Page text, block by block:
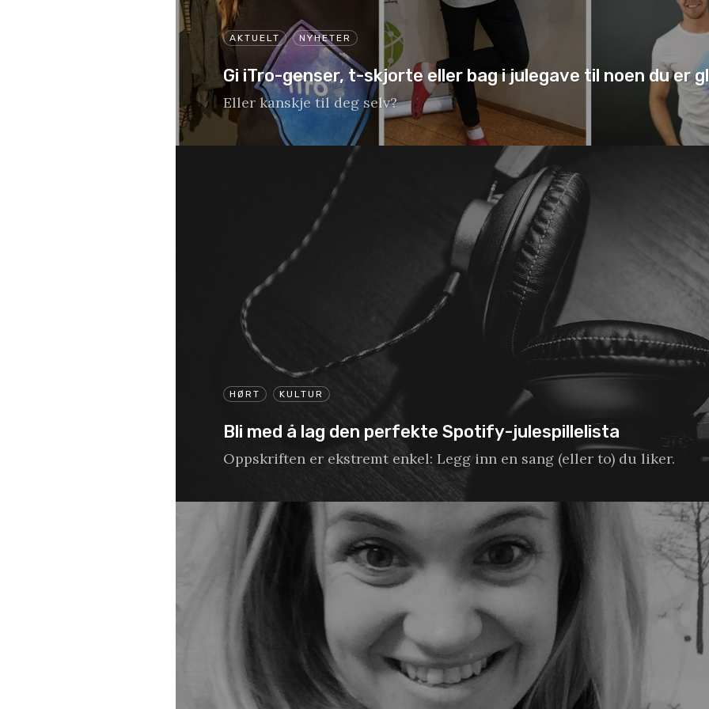
AKTUELT NYHETER
Gi iTro-genser, t-skjorte eller bag i julegave til noen du er
Eller kanskje til deg selv?
HØRT KULTUR
Bli med å lag den perfekte Spotify-julespillelista
Oppskriften er ekstremt enkel: Legg inn en sang (eller to) du liker.